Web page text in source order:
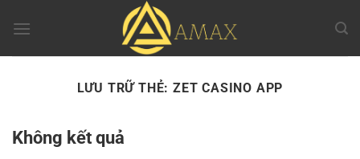
đến
LƯU TRỮ THẺ:ZET CASINO APP
Không kết quả